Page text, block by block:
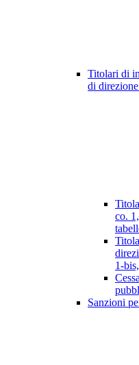
Titolari di
di
co.
1-
Sanzioni